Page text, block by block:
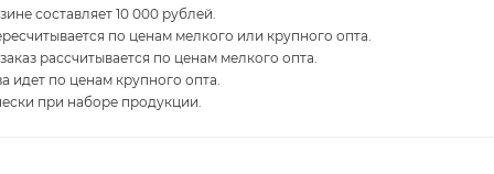
составляет 10 000 рублей.
по ценам мелкого или крупного опта.
рассчитывается по ценам мелкого опта.
идет по ценам крупного опта.
при наборе продукции.